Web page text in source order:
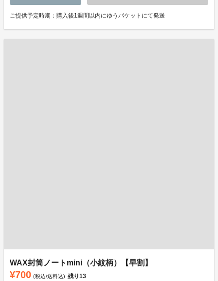
ご提供予定時期：購入後1週間以内にゆうパケットにて発送
WAX封筒ノートmini（小紋柄）【早割】
¥700 (税込/送料込) 残り13